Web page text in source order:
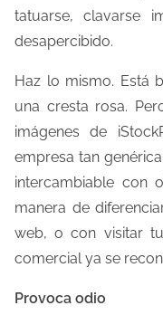
tatuarse, clavarse
desapercibido.
Haz lo mismo. Está
una cresta rosa.
imágenes de
empresa tan
intercambiable con
manera de
web, o con visitar
comercial ya se
Provoca odio